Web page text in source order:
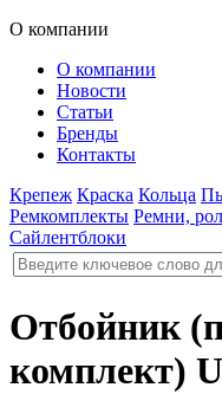
О компании
О компании
Новости
Статьи
Бренды
Контакты
Крепеж Краска Кольца
Ремкомплекты Ремни,
Сайлентблоки
Отбойник
комплект)